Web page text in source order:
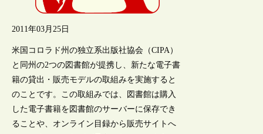
2011年03月25日
米国コロラド州の独立系出版社協会（CIPA）
と同州の2つの図書館が提携し、新たな電子書
籍の貸出・販売モデルの取組みを実施すると
のことです。この取組みでは、図書館は購入
した電子書籍を図書館のサーバーに保存でき
ることや、オンライン目録から販売サイトへ